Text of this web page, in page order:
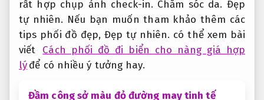
rất hợp chụp ảnh check-in. Chăm sóc da. Đẹp
tự nhiên. Nếu bạn muốn tham khảo thêm các
tips phối đồ đẹp, Đẹp tự nhiên. có thể xem bài
viết
Cách phối đồ đi biển cho nàng giá hợp
lýđể có nhiều ý tưởng hay.
Đầm công sở màu đỏ đường may tinh tế